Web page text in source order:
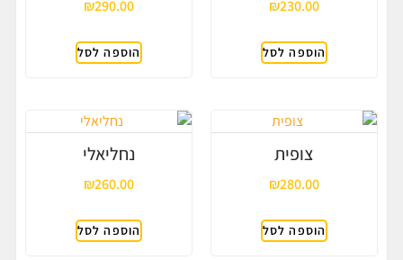
₪230.00
הוספה לסל
₪290.00
הוספה לסל
צופית
₪280.00
הוספה לסל
נחליאלי
₪260.00
הוספה לסל